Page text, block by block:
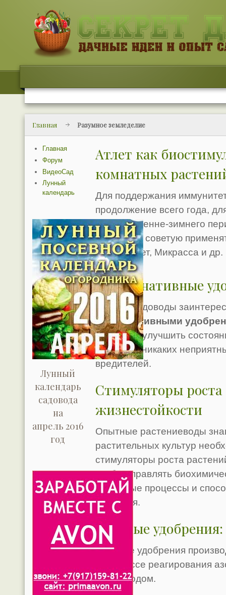
Главная Разумное земледелие
Атлет как
комнатных
Для поддержания
продолжение всего года,
для них осенне-зимнего
пересадки советую
роста Атлет, Микрасса и др.
Альтернативные
Многие садоводы
альтернативными
способны улучшить
содержат никаких
вредителей.
Стимуляторы роста
жизнестойкости
Опытные растениеводы
растительных культур
стимуляторы роста
чтобы управлять
обменные процессы и
растения.
Азотные
Азотные удобрения
в процессе реагирования
с водородом.
Главная
Форум
ВидеоСад
Лунный
календарь
Лунный
календарь
садовода
на
апрель 2016
год